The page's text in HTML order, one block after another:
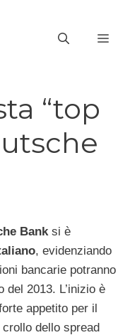
“top
Bank si è
, evidenziando
bancarie potranno
2013. L’inizio è
appetito per il
dello spread